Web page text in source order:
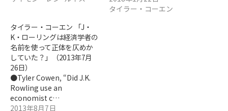
タイラー・コーエン
タイラー・コーエン 「J・
K・ローリングは経済学者の
名前を使って正体を仄めか
していた？」（2013年7月
26日）
●Tyler Cowen, “Did J.K.
Rowling use an
economist c…
2013年8月7日